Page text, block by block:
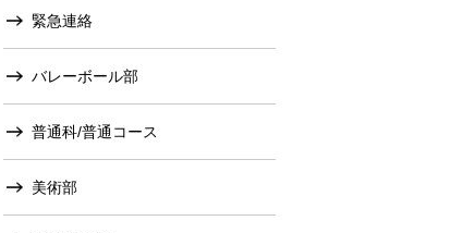
緊急連絡
バレーボール部
普通科/普通コース
美術部